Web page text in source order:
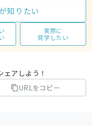
知りたい
実際に
見学したい
アしよう！
URLをコピー